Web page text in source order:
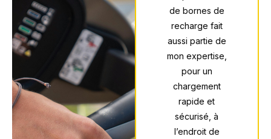
de bornes de
recharge fait
aussi partie de
mon expertise,
pour un
chargement
rapide et
sécurisé, à
l’endroit de